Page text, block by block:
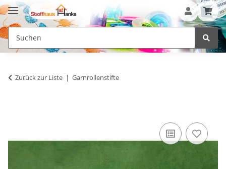
Zurück zur Liste Garnrollenstifte